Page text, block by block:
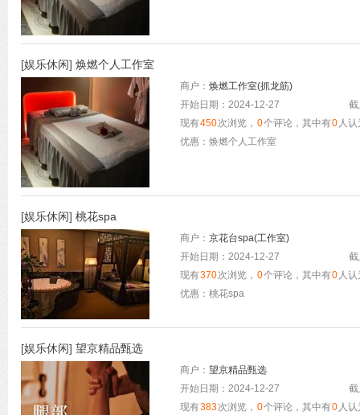
[娱乐休闲] 焕燃个人工作室
商户： 焕燃工作室(抓龙筋)
开始日期：2024-12-27
现有450次浏览， 0个评论，其中有0 人
优惠：焕燃个人工作室
[娱乐休闲] 桃花spa
商户： 京花台spa(工作室)
开始日期：2024-12-27
现有370次浏览， 0个评论，其中有0 人
优惠：桃花spa
[娱乐休闲] 望京精品甄选
商户： 望京精品甄选
开始日期：2024-12-27
现有383次浏览， 0个评论，其中有0 人